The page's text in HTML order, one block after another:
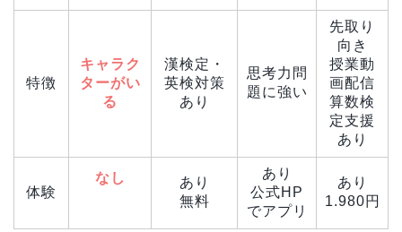
特徴
キャラク
ターがい
る
漢検定・
英検対策
あり
思考力問
題に強い
先取り
向き
授業動
画配信
算数検
定支援
あり
体験
なし
あり
無料
あり
公式HP
でアプリ
あり
1.980円